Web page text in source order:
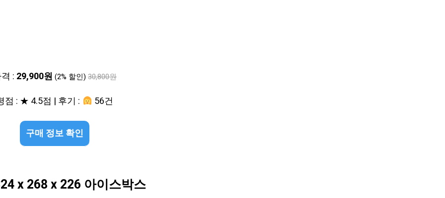
: 29,900원 (2% 할인) 30,800원
점 : ★ 4.5점 | 후기 : 56건
구매 정보 확인
x 268 x 226 아이스박스